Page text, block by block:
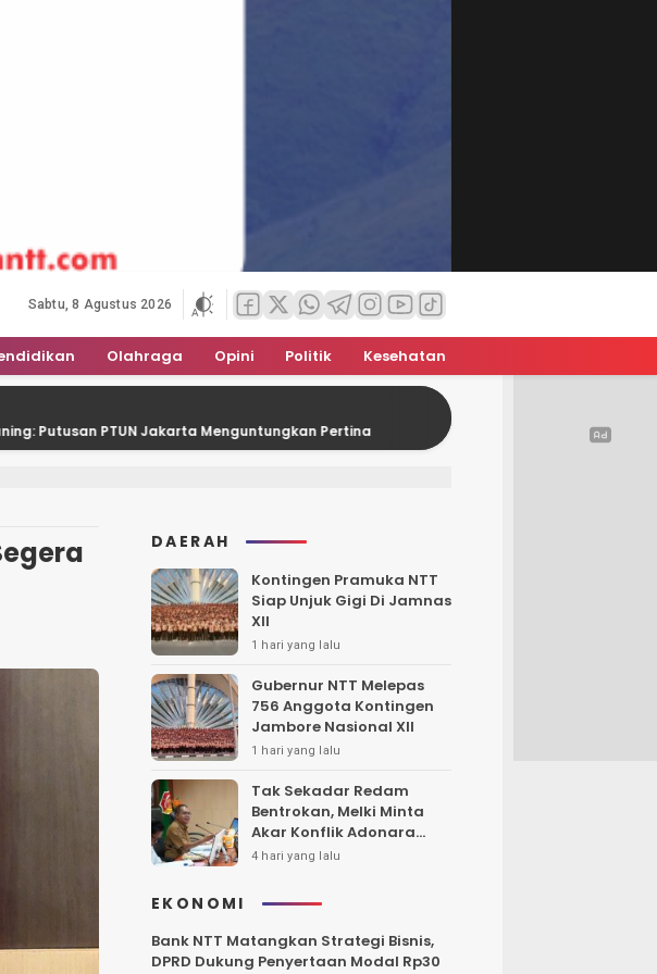
Sabtu, 8 Agustus 2026
Olahraga Opini Politik Kesehatan
Jakarta Menguntungkan Pertina
Kontingen Pramuka NTT Siap Unjuk Gigi
DAERAH
Kontingen Pramuka NTT
Siap Unjuk Gigi Di Jamnas
XII
1 hari yang lalu
Gubernur NTT Melepas
756 Anggota Kontingen
Jambore Nasional XII
1 hari yang lalu
Tak Sekadar Redam
Bentrokan, Melki Minta
Akar Konflik Adonara
Harus Diungkap dan
4 hari yang lalu
EKONOMI
Bank NTT Matangkan Strategi Bisnis,
DPRD Dukung Penyertaan Modal Rp30